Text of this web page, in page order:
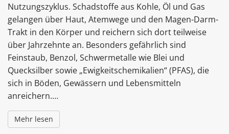
Nutzungszyklus. Schadstoffe aus Kohle, Öl und Gas
gelangen über Haut, Atemwege und den Magen-Darm-
Trakt in den Körper und reichern sich dort teilweise
über Jahrzehnte an. Besonders gefährlich sind
Feinstaub, Benzol, Schwermetalle wie Blei und
Quecksilber sowie „Ewigkeitschemikalien“ (PFAS), die
sich in Böden, Gewässern und Lebensmitteln
anreichern.…
Mehr lesen